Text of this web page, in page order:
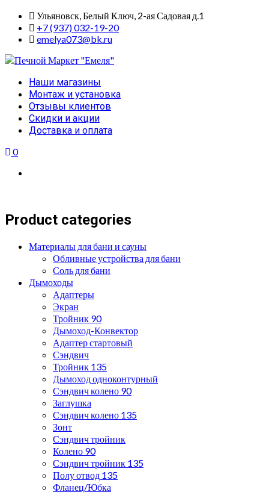
Skip
content
Ульяновск, Белый Ключ, 2-ая Садовая д.1
+7 (937) 032-19-20
emelya073@bk.ru
Primary
Menu
Наши магазины
Монтаж и установка
Отзывы клиентов
Скидки и акции
Доставка и оплата
0
Product categories
Материалы для бани и сауны
Обливные устройства для бани
Соль для бани
Дымоходы
Адаптеры
Экран
Тройник 90
Дымоход-Конвектор
Адаптер стартовый
Сэндвич
Тройник 135
Дымоход одноконтурный
Сэндвич колено 90
Заглушка
Сэндвич колено 135
Зонт
Сэндвич тройник
Колено 90
Сэндвич тройник 135
Полу отвод 135
Фланец/Юбка